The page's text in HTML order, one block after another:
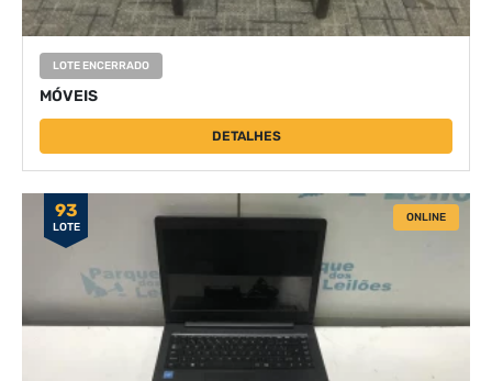
LOTE ENCERRADO
MÓVEIS
DETALHES
93
LOTE
ONLINE